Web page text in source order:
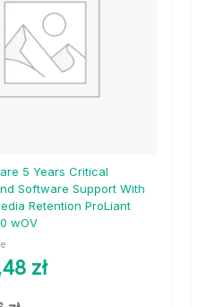
5 Years Critical
Software Support With
Retention ProLiant
wOV
zł